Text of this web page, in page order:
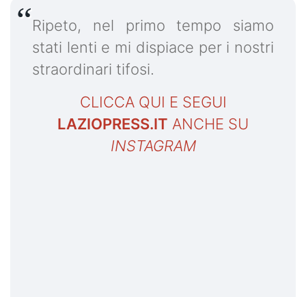
Ripeto, nel primo tempo siamo
stati lenti e mi dispiace per i nostri
straordinari tifosi.
CLICCA QUI E SEGUI
LAZIOPRESS.IT ANCHE SU
INSTAGRAM